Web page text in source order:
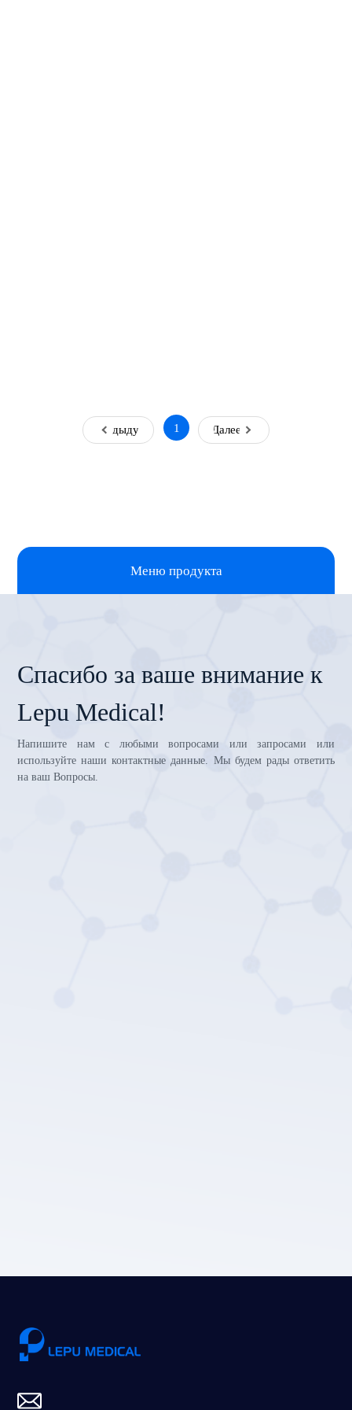
Предыдущая 1 Далее
Меню продукта
Спасибо за ваше внимание к
Lepu Medical!
Напишите нам с любыми вопросами или запросами или
используйте наши контактные данные. Мы будем рады ответить
на ваш Вопросы.